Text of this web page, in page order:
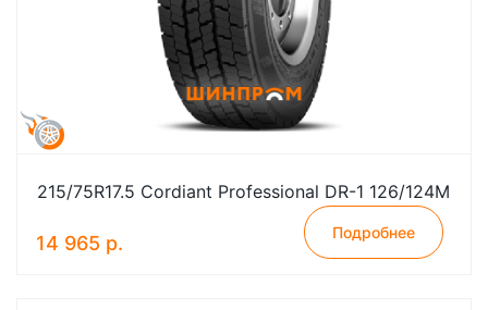
215/75R17.5 Cordiant Professional DR-1 126/124M
14 965 р. Подробнее